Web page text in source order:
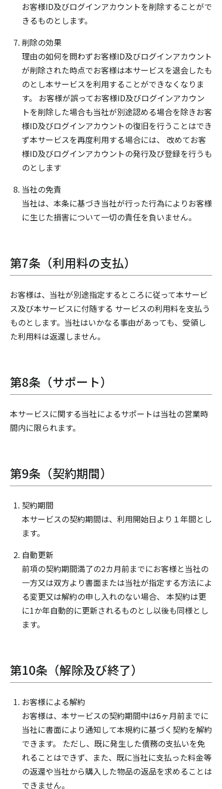
お客様ID及びログインアカウントを削除することがで
きるものとします。
削除の効果
理由の如何を問わずお客様ID及びログインアカウント
が削除された時点でお客様は本サービスを退会したも
のとし本サービスを利用することができなくなりま
す。 お客様が誤ってお客様ID及びログインアカウン
トを削除した場合も当社が別途認める場合を除きお客
様ID及びログインアカウントの復旧を行うことはでき
ず本サービスを再度利用する場合には、 改めてお客
様ID及びログインアカウントの発行及び登録を行うも
のとします
当社の免責
当社は、本条に基づき当社が行った行為によりお客様
に生じた損害について一切の責任を負いません。
第7条（利用料の支払）
お客様は、当社が別途指定するところに従って本サービ
ス及び本サービスに付随する サービスの利用料を支払う
ものとします。当社はいかなる事由があっても、受領し
た利用料は返還しません。
第8条（サポート）
本サービスに関する当社によるサポートは当社の営業時
間内に限られます。
第9条（契約期間）
契約期間
本サービスの契約期間は、利用開始日より１年間とし
ます。
自動更新
前項の契約期間満了の2カ月前までにお客様と当社の
一方又は双方より書面または当社が指定する方法によ
る変更又は解約の申し入れのない場合、 本契約は更
に1か年自動的に更新されるものとし以後も同様とし
ます。
第10条（解除及び終了）
お客様による解約
お客様は、本サービスの契約期間中は6ヶ月前までに
当社に書面により通知して本規約に基づく契約を解約
できます。 ただし、既に発生した債務の支払いを免
れることはできず、また、既に当社に支払った料金等
の返還や当社から購入した物品の返品を求めることは
できません。